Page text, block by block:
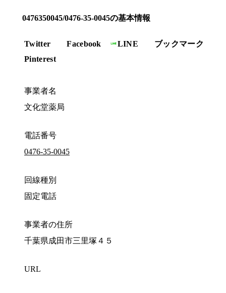
0476350045/0476-35-0045の基本情報
Twitter Facebook LINE
ブックマーク
Pinterest
事業者名
文化堂薬局
電話番号
0476-35-0045
回線種別
固定電話
事業者の住所
千葉県成田市三里塚４５
URL